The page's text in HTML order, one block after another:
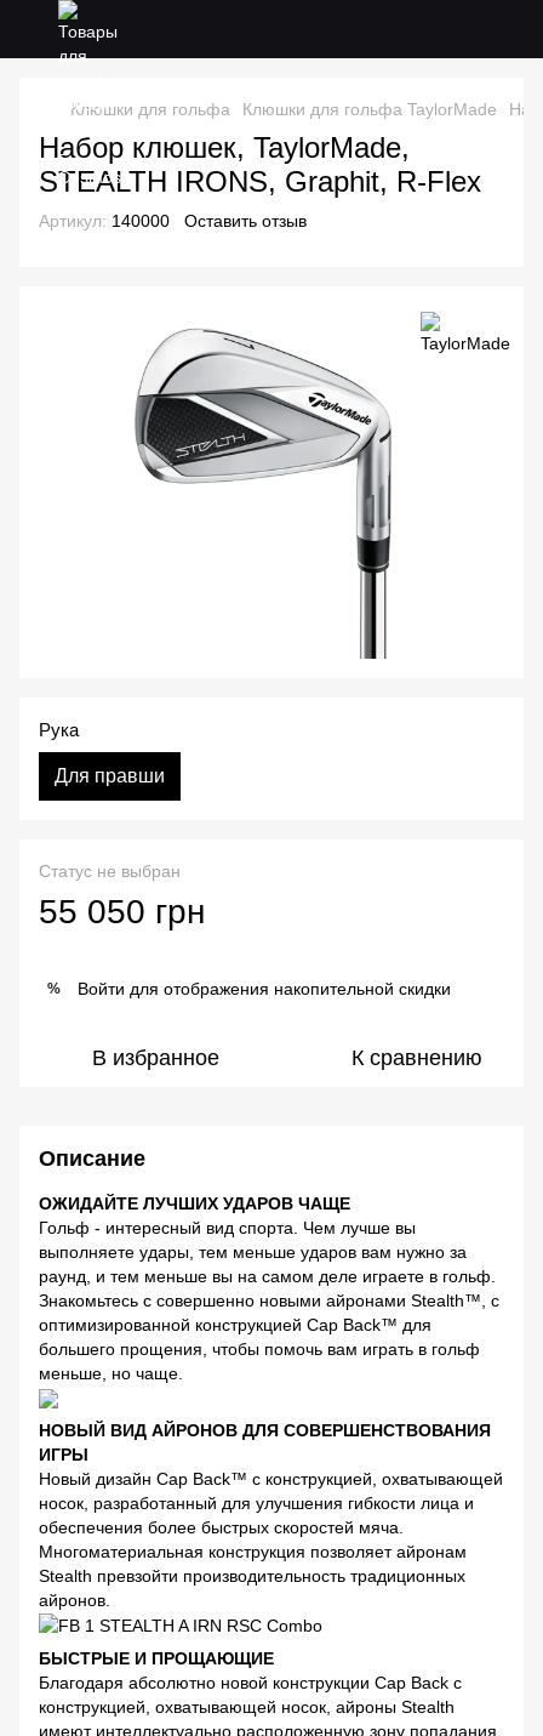
Клюшки для гольфа Клюшки для гольфа TaylorMade
Набор клюшек, TaylorMade,
STEALTH IRONS, Graphit, R-Flex
Артикул: 140000 Оставить отзыв
Рука
Для правши
Статус не выбран
55 050 грн
% Войти для отображения накопительной скидки
В избранное К сравнению
Описание
ОЖИДАЙТЕ ЛУЧШИХ УДАРОВ ЧАЩЕ
Гольф - интересный вид спорта. Чем лучше вы
выполняете удары, тем меньше ударов вам нужно за
раунд, и тем меньше вы на самом деле играете в гольф.
Знакомьтесь с совершенно новыми айронами Stealth™, с
оптимизированной конструкцией Cap Back™ для
большего прощения, чтобы помочь вам играть в гольф
меньше, но чаще.
НОВЫЙ ВИД АЙРОНОВ ДЛЯ СОВЕРШЕНСТВОВАНИЯ
ИГРЫ
Новый дизайн Cap Back™ с конструкцией, охватывающей
носок, разработанный для улучшения гибкости лица и
обеспечения более быстрых скоростей мяча.
Многоматериальная конструкция позволяет айронам
Stealth превзойти производительность традиционных
айронов.
БЫСТРЫЕ И ПРОЩАЮЩИЕ
Благодаря абсолютно новой конструкции Cap Back с
конструкцией, охватывающей носок, айроны Stealth
имеют интеллектуально расположенную зону попадания,